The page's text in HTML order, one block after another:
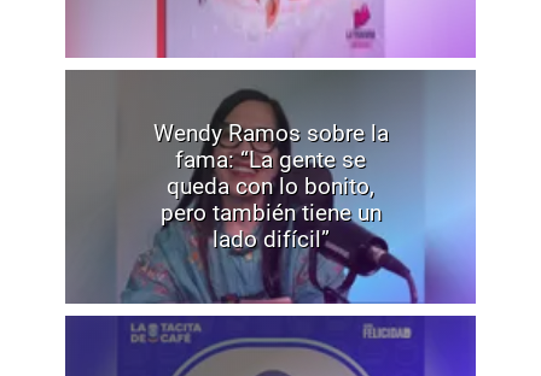
Wendy Ramos sobre la
fama: “La gente se
queda con lo bonito,
pero también tiene un
lado difícil”